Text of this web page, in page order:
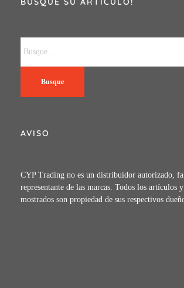
Busque
AVISO
CYP Trading no es un distribuidor autorizado,
representante de las marcas. Todos los artículos
mostrados son propiedad de sus respectivos